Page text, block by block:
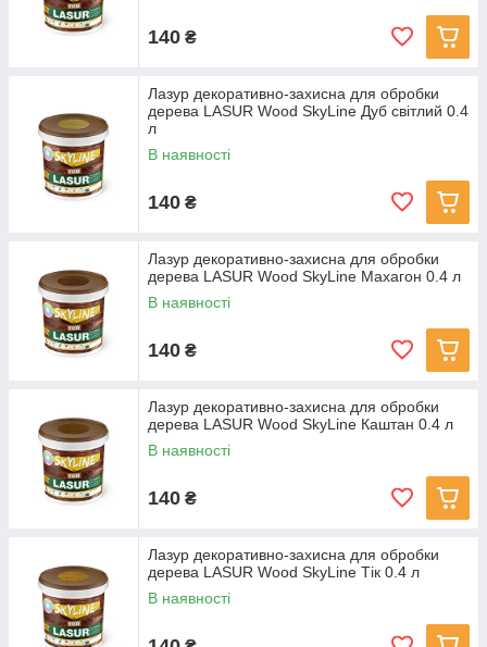
140 ₴
Лазур декоративно-захисна для обробки
дерева LASUR Wood SkyLine Дуб світлий 0.4
л
В наявності
140 ₴
Лазур декоративно-захисна для обробки
дерева LASUR Wood SkyLine Махагон 0.4 л
В наявності
140 ₴
Лазур декоративно-захисна для обробки
дерева LASUR Wood SkyLine Каштан 0.4 л
В наявності
140 ₴
Лазур декоративно-захисна для обробки
дерева LASUR Wood SkyLine Тік 0.4 л
В наявності